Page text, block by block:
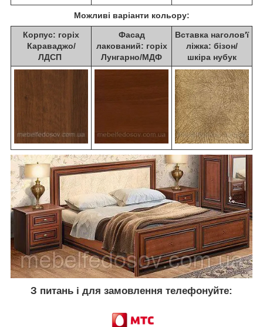
Можливі варіанти кольору:
Корпус: горіх
Караваджо/
ЛДСП
Фасад
лакований: горіх
Лунгарно/МДФ
Вставка наголов'ї
ліжка: бізон/
шкіра нубук
З питань і для замовлення телефонуйте: